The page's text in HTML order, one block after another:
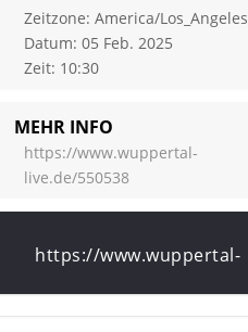
Zeitzone:America/Los_Angeles
Datum:05 Feb. 2025
Zeit: 10:30
MEHR INFO
https://www.wuppertal-
live.de/550538
https://www.wuppertal-